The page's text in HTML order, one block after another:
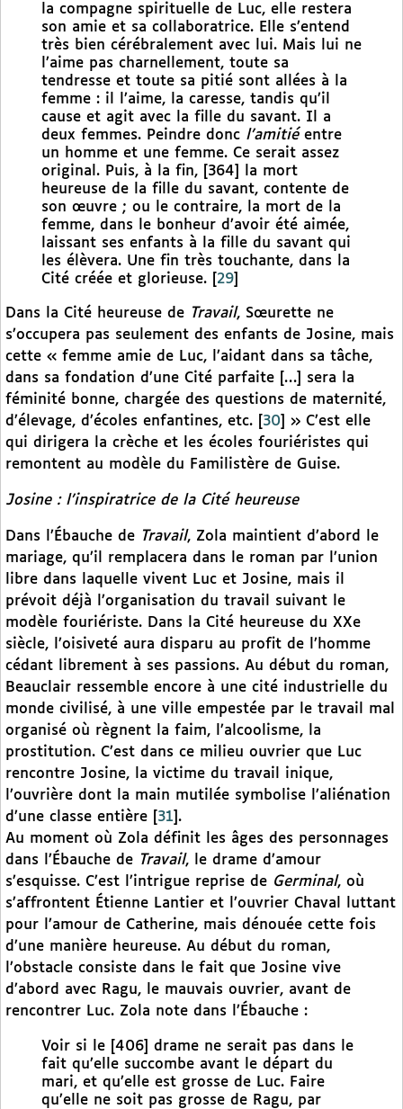
la compagne spirituelle de Luc, elle restera
son amie et sa collaboratrice. Elle s’entend
très bien cérébralement avec lui. Mais lui ne
l’aime pas charnellement, toute sa
tendresse et toute sa pitié sont allées à la
femme : il l’aime, la caresse, tandis qu’il
cause et agit avec la fille du savant. Il a
deux femmes. Peindre donc l’amitiéentre
un homme et une femme. Ce serait assez
original. Puis, à la fin, [364] la mort
heureuse de la fille du savant, contente de
son œuvre ; ou le contraire, la mort de la
femme, dans le bonheur d’avoir été aimée,
laissant ses enfants à la fille du savant qui
les élèvera. Une fin très touchante, dans la
Cité créée et glorieuse.
29
Dans la Cité heureuse de Travail, Sœurette ne
s’occupera pas seulement des enfants de Josine, mais
cette « femme amie de Luc, l’aidant dans sa tâche,
dans sa fondation d’une Cité parfaite […] sera la
féminité bonne, chargée des questions de maternité,
d’élevage, d’écoles enfantines, etc.
30
» C’est elle
qui dirigera la crèche et les écoles fouriéristes qui
remontent au modèle du Familistère de Guise.
Josine : l’inspiratrice de la Cité heureuse
Dans l’Ébauche de Travail, Zola maintient d’abord le
mariage, qu’il remplacera dans le roman par l’union
libre dans laquelle vivent Luc et Josine, mais il
prévoit déjà l’organisation du travail suivant le
modèle fouriériste. Dans la Cité heureuse du XXe
siècle, l’oisiveté aura disparu au profit de l’homme
cédant librement à ses passions. Au début du roman,
Beauclair ressemble encore à une cité industrielle du
monde civilisé, à une ville empestée par le travail mal
organisé où règnent la faim, l’alcoolisme, la
prostitution. C’est dans ce milieu ouvrier que Luc
rencontre Josine, la victime du travail inique,
l’ouvrière dont la main mutilée symbolise l’aliénation
d’une classe entière
31 .
Au moment où Zola définit les âges des personnages
dans l’Ébauche de Travail, le drame d’amour
s’esquisse. C’est l’intrigue reprise de Germinal, où
s’affrontent Étienne Lantier et l’ouvrier Chaval luttant
pour l’amour de Catherine, mais dénouée cette fois
d’une manière heureuse. Au début du roman,
l’obstacle consiste dans le fait que Josine vive
d’abord avec Ragu, le mauvais ouvrier, avant de
rencontrer Luc. Zola note dans l’Ébauche :
Voir si le [406] drame ne serait pas dans le
fait qu’elle succombe avant le départ du
mari, et qu’elle est grosse de Luc. Faire
qu’elle ne soit pas grosse de Ragu, par